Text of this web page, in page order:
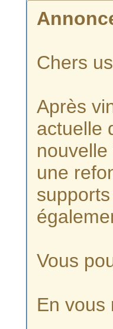
Chers
Après
actuelle
une
Vous
En vous